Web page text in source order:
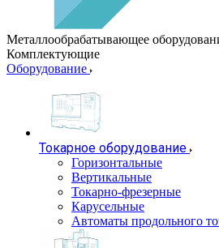
Металлообрабатывающее
Комплектующие
Оборудование
Токарное оборудование
Горизонтальные
Вертикальные
Токарно-фрезерные
Карусельные
Автоматы продольного